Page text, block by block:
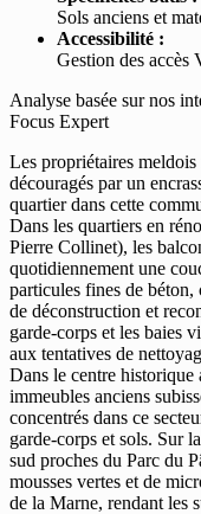
Sols anciens et
Accessibilité :
Gestion des accès
Analyse basée sur nos
Focus Expert
Les propriétaires
découragés par un
quartier dans cette
Dans les quartiers en
Pierre Collinet), les
quotidiennement une
particules fines de béton,
de déconstruction et
garde-corps et les baies
aux tentatives de
Dans le centre historique
immeubles anciens
concentrés dans ce
garde-corps et sols. Sur
sud proches du Parc du
mousses vertes et de
de la Marne, rendant les